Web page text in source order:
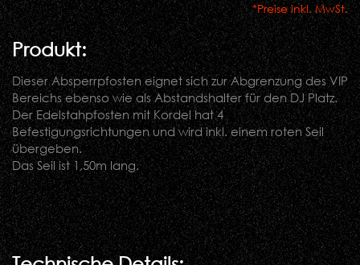
*Preise inkl. MwSt.
Produkt:
Dieser Absperrpfosten eignet sich zur Abgrenzung des VIP
Bereichs ebenso wie als Abstandshalter für den DJ Platz.
Der Edelstahpfosten mit Kordel hat 4
Befestigungsrichtungen und wird inkl. einem roten Seil
übergeben.
Das Seil ist 1,50m lang.